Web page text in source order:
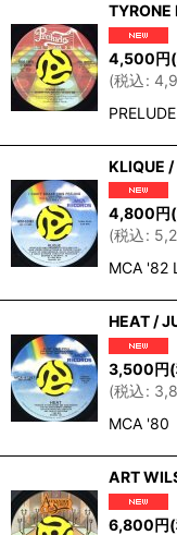
在庫あり
並び順:
TYRONE
4,500円
(税込:
KLIQUE
4,800円
(税込:
MCA '82
HEAT /
3,500円
(税込:
MCA '80
ART
6,800円